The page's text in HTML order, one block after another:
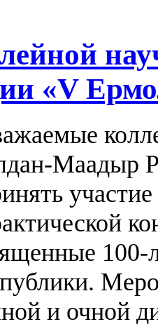
«V
Маадыр
100-
и очной